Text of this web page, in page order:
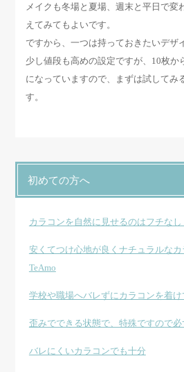
メイクも冬場と夏場、週末と平日で変
えてみてもよいです。
ですから、一つは持っておきたいデザ
少し値段も高めの設定ですが、10枚か
になっていますので、まずは試してみ
す。
初めての方へ
カラコンを自然に見せるのはフチなし
安くてつけ心地が良くナチュラルな
TeAmo
学校や職場へバレずにカラコンを着け
歪みでできる状態で、特殊ですので必
バレにくいカラコンでも十分